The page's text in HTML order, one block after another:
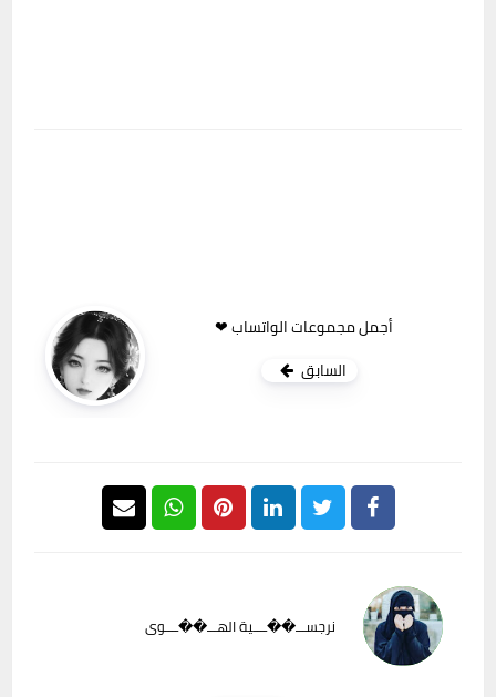
أجمل مجموعات الواتساب ❤
السابق
نرجســـ��ــــية الهـــ��ــــوى